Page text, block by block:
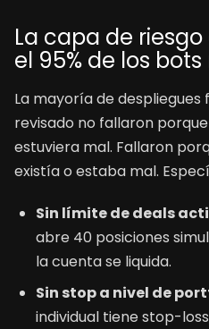
La capa de
el 95% de los
La mayoría de despliegues
revisado no fallaron
estuviera mal. Fallaron
existía o estaba mal.
Sin límite de deals
abre 40 posiciones
la cuenta se liquida.
Sin stop a nivel de
individual tiene stop-